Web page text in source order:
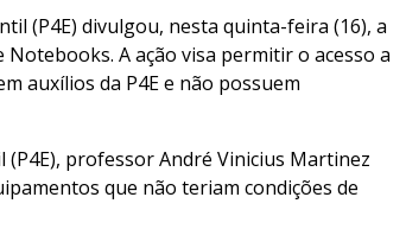
(P4E) divulgou, nesta quinta-feira (16), a
A ação visa permitir o acesso a
auxílios da P4E e não possuem
professor André Vinicius Martinez
que não teriam condições de